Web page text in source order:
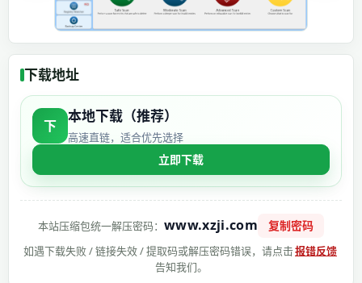
下载地址
下
本地下载（推荐）
高速直链，适合优先选择
立即下载
本站压缩包统一解压密码：www.xzji.com 复制密码
如遇下载失败 / 链接失效 / 提取码或解压密码错误，请点击报错反馈
告知我们。